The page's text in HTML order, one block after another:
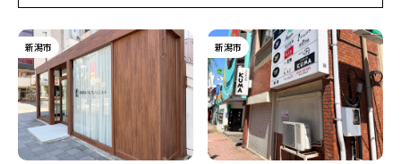
新潟市 新潟市